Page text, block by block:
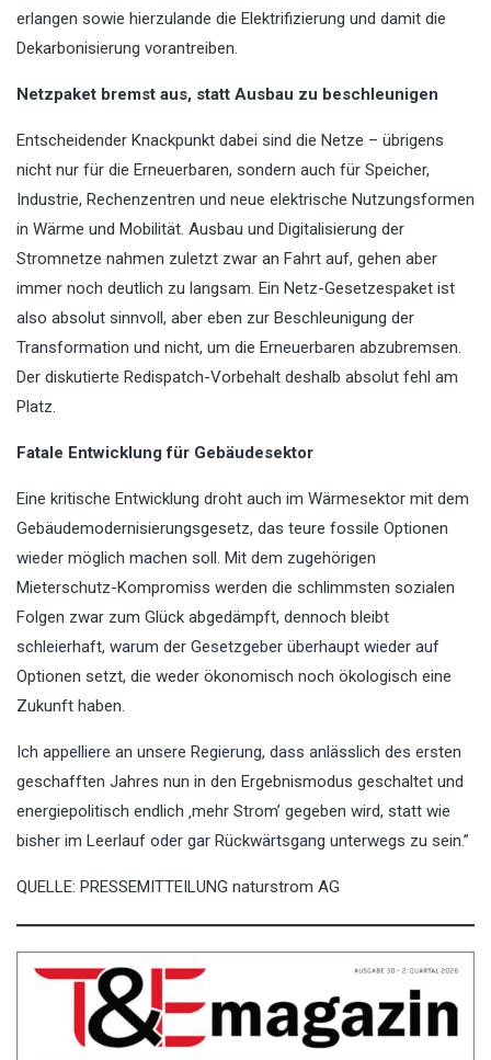
erlangen sowie hierzulande die Elektrifizierung und damit die
Dekarbonisierung vorantreiben.
Netzpaket bremst aus, statt Ausbau zu beschleunigen
Entscheidender Knackpunkt dabei sind die Netze – übrigens
nicht nur für die Erneuerbaren, sondern auch für Speicher,
Industrie, Rechenzentren und neue elektrische Nutzungsformen
in Wärme und Mobilität. Ausbau und Digitalisierung der
Stromnetze nahmen zuletzt zwar an Fahrt auf, gehen aber
immer noch deutlich zu langsam. Ein Netz-Gesetzespaket ist
also absolut sinnvoll, aber eben zur Beschleunigung der
Transformation und nicht, um die Erneuerbaren abzubremsen.
Der diskutierte Redispatch-Vorbehalt deshalb absolut fehl am
Platz.
Fatale Entwicklung für Gebäudesektor
Eine kritische Entwicklung droht auch im Wärmesektor mit dem
Gebäudemodernisierungsgesetz, das teure fossile Optionen
wieder möglich machen soll. Mit dem zugehörigen
Mieterschutz-Kompromiss werden die schlimmsten sozialen
Folgen zwar zum Glück abgedämpft, dennoch bleibt
schleierhaft, warum der Gesetzgeber überhaupt wieder auf
Optionen setzt, die weder ökonomisch noch ökologisch eine
Zukunft haben.
Ich appelliere an unsere Regierung, dass anlässlich des ersten
geschafften Jahres nun in den Ergebnismodus geschaltet und
energiepolitisch endlich ‚mehr Strom’ gegeben wird, statt wie
bisher im Leerlauf oder gar Rückwärtsgang unterwegs zu sein.”
QUELLE: PRESSEMITTEILUNG naturstrom AG